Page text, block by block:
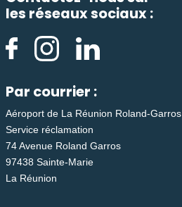
les réseaux sociaux :
Par courrier :
Aéroport de La Réunion Roland-Garros
Service réclamation
74 Avenue Roland Garros
97438 Sainte-Marie
La Réunion